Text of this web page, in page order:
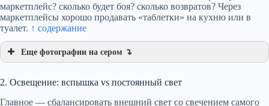
маркетплейс? сколько будет боя? сколько возвратов? Через
маркетплейсы хорошо продавать «таблетки» на кухню или в
туалет. ↑ содержание
Еще фотографии на сером ↴
2. Освещение: вспышка vs постоянный свет
Главное — сбалансировать внешний свет со свечением самого